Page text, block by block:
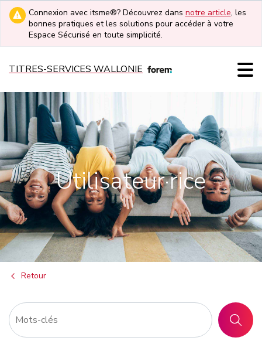
Connexion avec itsme®? Découvrez dans notre article, les
bonnes pratiques et les solutions pour accéder à votre
Espace Sécurisé en toute simplicité.
TITRES-SERVICES WALLONIE
Utilisateur·rice
Retour